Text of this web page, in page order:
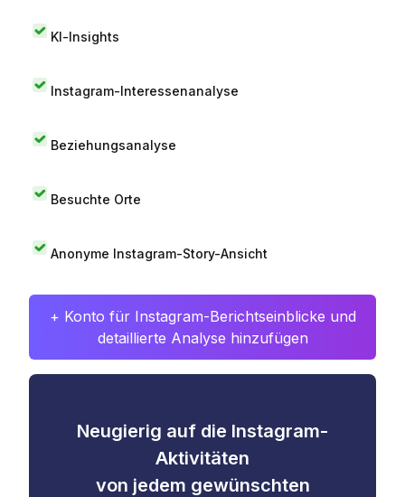
KI-Insights
Instagram-Interessenanalyse
Beziehungsanalyse
Besuchte Orte
Anonyme Instagram-Story-Ansicht
+ Konto für Instagram-Berichtseinblicke und
detaillierte Analyse hinzufügen
Neugierig auf die Instagram-
Aktivitäten
von jedem gewünschten